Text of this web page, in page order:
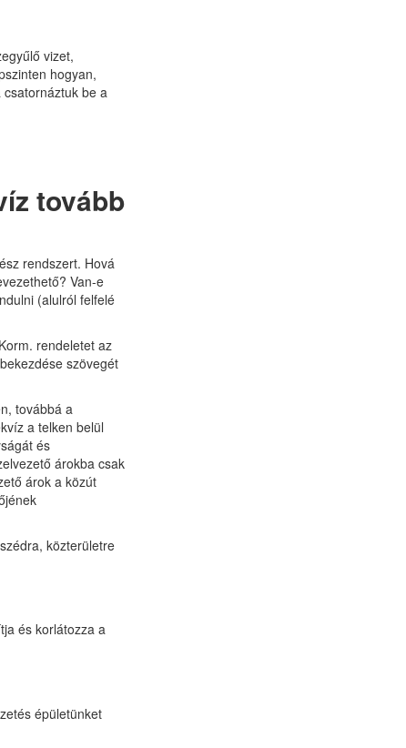
vizet,
hogyan,
be a
tovább
rendszert. Hová
Van-e
(alulról felfelé
rendeletet az
szövegét
továbbá a
a telken belül
és
árokba csak
árok a közút
közterületre
és korlátozza a
épületünket